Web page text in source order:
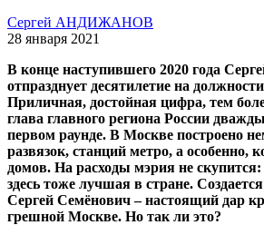
Сергей АНДИЖАНОВ
28 января 2021
В конце наступившего 2020 года
отпразднует десятилетие на
Приличная, достойная цифра, тем
глава главного региона России
первом раунде. В Москве построено
развязок, станций метро, а особенно,
домов. На расходы мэрия не
здесь тоже лучшая в стране.
Сергей Семёнович – настоящий дар
грешной Москве. Но так ли это?